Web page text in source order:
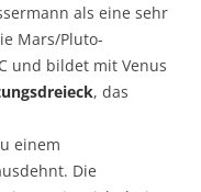
als eine sehr
Mars/Pluto-
und bildet mit Venus
, das
einem
Die